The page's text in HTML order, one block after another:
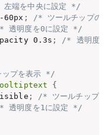
端を中央に設定 */
60px ;
/* ツールチップの
透明度を0に設定 */
0.3s ;
/* 透明度の
ップを表示 */
{
;
/* ツールチップ
透明度を1に設定 */